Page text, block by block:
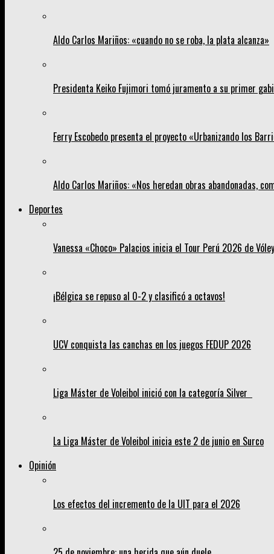
Aldo Carlos Mariños: «cuando no se roba, la plata alcanza»
Presidenta Keiko Fujimori tomó juramento a su primer
Ferry Escobedo presenta el proyecto «Urbanizando los
Aldo Carlos Mariños: «Nos heredan obras abandonadas,
Deportes
Vanessa «Choco» Palacios inicia el Tour Perú 2026 de
¡Bélgica se repuso al 0-2 y clasificó a octavos!
UCV conquista las canchas en los juegos FEDUP 2026
Liga Máster de Voleibol inició con la categoría Silver
La Liga Máster de Voleibol inicia este 2 de junio en Surco
Opinión
Los efectos del incremento de la UIT para el 2026